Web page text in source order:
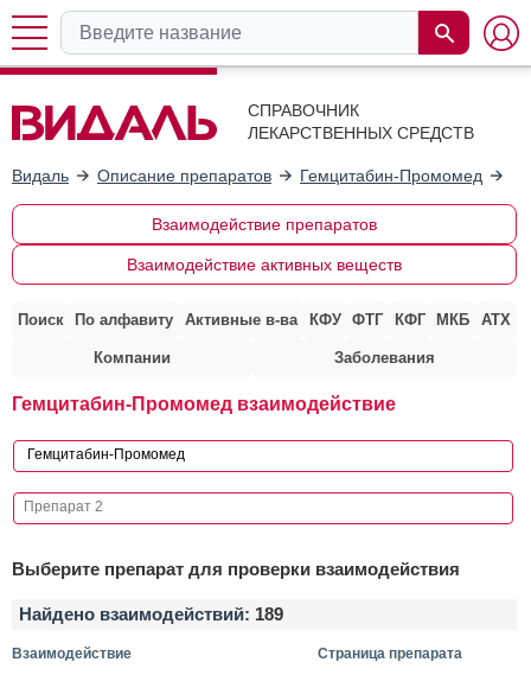
СПРАВОЧНИК
ЛЕКАРСТВЕННЫХ СРЕДСТВ
Видаль Описание препаратов Гемцитабин-Промомед
Взаимодействие препаратов
Взаимодействие активных веществ
Поиск По алфавиту Активные в-ва КФУ ФТГ КФГ МКБ АТХ
Компании Заболевания
Гемцитабин-Промомед взаимодействие
Выберите препарат для проверки взаимодействия
Найдено взаимодействий: 189
Взаимодействие Страница препарата